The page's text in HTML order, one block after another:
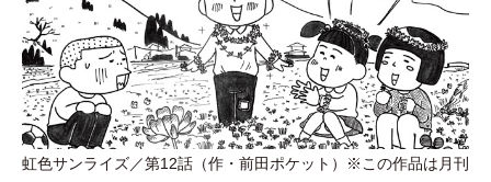
虹色サンライズ／第12話 （作 ・ 前田ポケット ）
※この作品は月刊